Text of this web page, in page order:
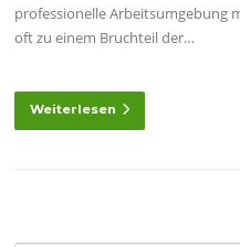
professionelle Arbeitsumgebung
oft zu einem Bruchteil der…
Weiterlesen